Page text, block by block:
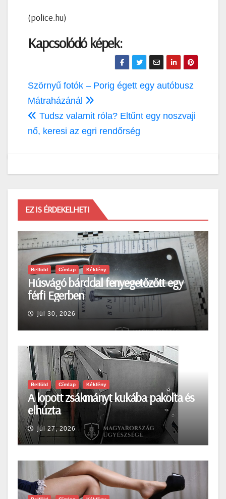
(police.hu)
Kapcsolódó képek:
Bejegyzés
navigáció
Szörnyű fotók – Porig égett egy autóbusz
Mátraházánál
Tudsz valamit róla? Eltűnt egy noszvaji
nő, keresi az egri rendőrség
EZ IS ÉRDEKELHETI
Belföld Címlap Kékfény
Húsvágó bárddal fenyegetőzőtt egy
férfi Egerben
júl 30, 2026
Belföld Címlap Kékfény
A lopott zsákmányt kukába pakolta és
elhúzta
júl 27, 2026